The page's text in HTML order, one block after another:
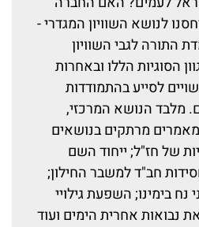
לנושא השוויון המגדרי -
התורה לגבי השוויון
הסוגיות הללו ובאחרות
לסייע בהתמודדות
מלבד הנושא המרכזי,
מרתקים בנושאים
של חז"ל; ייחוד השם
חב"ד למשבר החילון;
נח בימינו; השפעת גילויי
נבואות אחרית הימים ועוד